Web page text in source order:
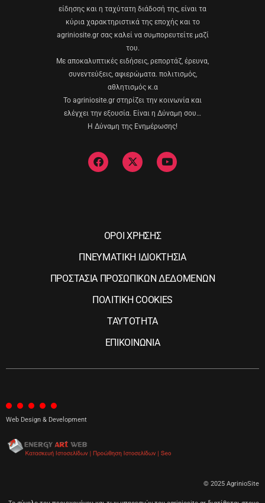
είδησης και η ταχύτατη διάδοσή της, είναι τα
κύρια χαρακτηριστικά της εποχής και το
agriniosite.gr σας καλεί να συμπορευτείτε μαζί
του.
Με αποκαλυπτικές ειδήσεις, ρεπορτάζ, έρευνα,
συνεντεύξεις, αφιερώματα. πολιτισμός,
αθλητισμός κ.α
Το agriniosite.gr στηρίζει την κοινωνία και
ελέγχει την εξουσία. Είναι η Δύναμη σου…
Η Δύναμη της Ενημέρωσης!
ΟΡΟΙ ΧΡΗΣΗΣ
ΠΝΕΥΜΑΤΙΚΗ ΙΔΙΟΚΤΗΣΙΑ
ΠΡΟΣΤΑΣΙΑ ΠΡΟΣΩΠΙΚΩΝ ΔΕΔΟΜΕΝΩΝ
ΠΟΛΙΤΙΚΗ COOKIES
ΤΑΥΤΟΤΗΤΑ
ΕΠΙΚΟΙΝΩΝΙΑ
Web Design & Development
© 2025 AgrinioSite